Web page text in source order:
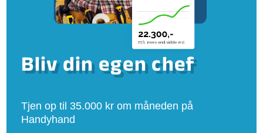
Bliv din egen chef
Tjen op til 35.000 kr om måneden på
Handyhand